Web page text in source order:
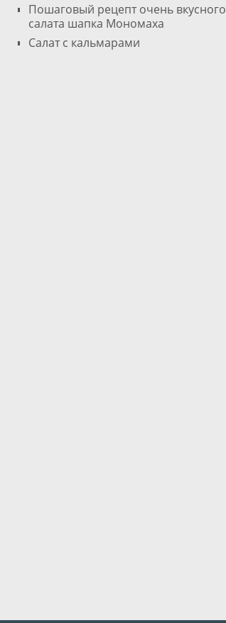
Пошаговый рецепт очень вкусного
салата шапка Мономаха
Салат с кальмарами